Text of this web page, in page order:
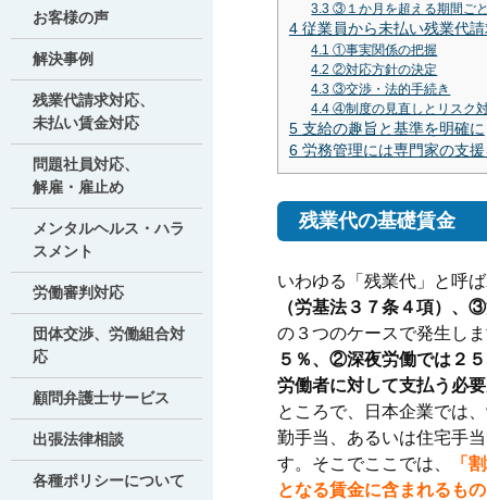
3.3 ③１か月を超える期間ご
4従業員から未払い残業代
4.1 ①事実関係の把握
4.2 ②対応方針の決定
4.3 ③交渉・法的手続き
4.4 ④制度の見直しとリスク
5支給の趣旨と基準を明確に
6労務管理には専門家の支援
残業代の基礎賃金
いわゆる「残業代」と呼
（労基法３７条４項）、
の３つのケースで発生し
５％、②深夜労働では２
労働者に対して支払う必
ところで、日本企業では
勤手当、あるいは住宅手
す。そこでここでは、
「
となる賃金に含まれるも
お客様の声
解決事例
残業代請求対応、
未払い賃金対応
問題社員対応、
解雇・雇止め
メンタルヘルス・ハラ
スメント
労働審判対応
団体交渉、労働組合対
応
顧問弁護士サービス
出張法律相談
各種ポリシーについて